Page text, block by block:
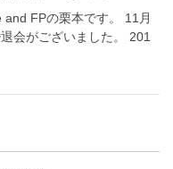
FPの栗本です。 11月
会がございました。 201